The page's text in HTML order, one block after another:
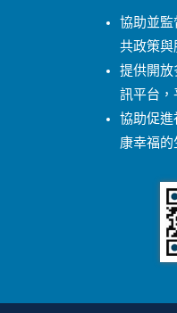
協助並監
共政策與
提供開放
訊平台，
協助促進
康幸福的